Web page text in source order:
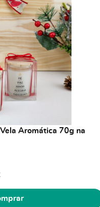
Aromática 70g na